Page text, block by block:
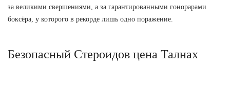
за великими свершениями, а за гарантированными гонорарами
боксёра, у которого в рекорде лишь одно поражение.
Безопасный Стероидов цена Талнах